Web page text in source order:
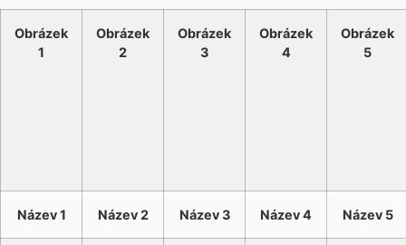
Obrázek
1
Obrázek
2
Obrázek
3
Obrázek
4
Obrázek
5
Název 1 Název 2 Název 3 Název 4 Název 5